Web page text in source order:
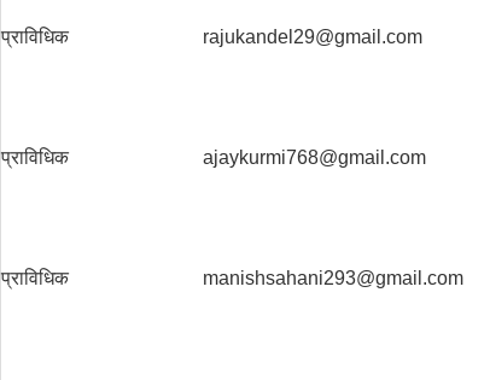
प्राविधिक rajukandel29@gmail.com
प्राविधिक ajaykurmi768@gmail.com
प्राविधिक manishsahani293@gmail.com